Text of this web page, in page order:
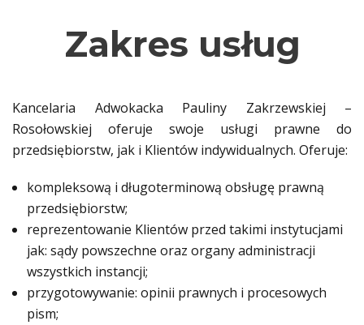
Zakres usług
Kancelaria Adwokacka Pauliny Zakrzewskiej –
Rosołowskiej oferuje swoje usługi prawne do
przedsiębiorstw, jak i Klientów indywidualnych. Oferuje:
kompleksową i długoterminową obsługę prawną
przedsiębiorstw;
reprezentowanie Klientów przed takimi instytucjami
jak: sądy powszechne oraz organy administracji
wszystkich instancji;
przygotowywanie: opinii prawnych i procesowych
pism;